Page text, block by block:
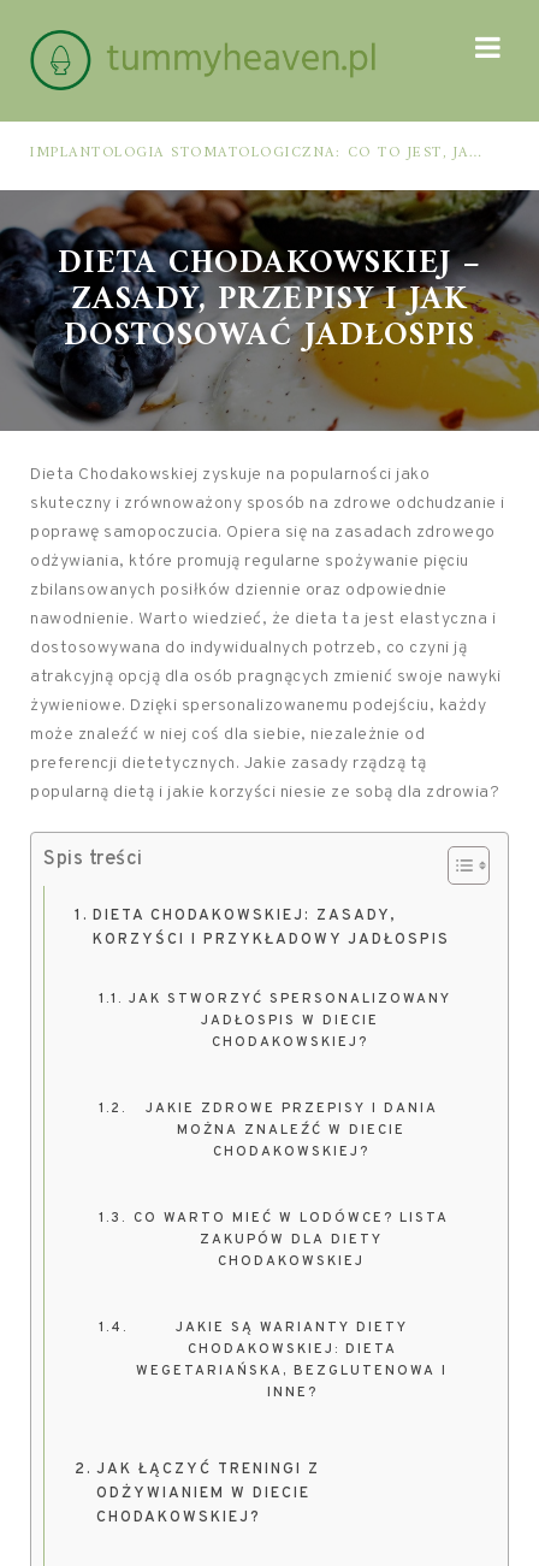
IMPLANTOLOGIA STOMATOLOGICZNA: CO TO JEST, JAK WYGLĄDA PROCES IMPLANTACJI I GOJENIA ORAZ DLA KOGO MA ZASTOSOWANIE
DIETA CHODAKOWSKIEJ –
ZASADY, PRZEPISY I JAK
DOSTOSOWAĆ JADŁOSPIS
Dieta Chodakowskiej zyskuje na popularności jako
skuteczny i zrównoważony sposób na zdrowe odchudzanie i
poprawę samopoczucia. Opiera się na zasadach zdrowego
odżywiania, które promują regularne spożywanie pięciu
zbilansowanych posiłków dziennie oraz odpowiednie
nawodnienie. Warto wiedzieć, że dieta ta jest elastyczna i
dostosowywana do indywidualnych potrzeb, co czyni ją
atrakcyjną opcją dla osób pragnących zmienić swoje nawyki
żywieniowe. Dzięki spersonalizowanemu podejściu, każdy
może znaleźć w niej coś dla siebie, niezależnie od
preferencji dietetycznych. Jakie zasady rządzą tą
popularną dietą i jakie korzyści niesie ze sobą dla zdrowia?
Spis treści
DIETA CHODAKOWSKIEJ: ZASADY,
KORZYŚCI I PRZYKŁADOWY JADŁOSPIS
JAK STWORZYĆ SPERSONALIZOWANY
JADŁOSPIS W DIECIE
CHODAKOWSKIEJ?
JAKIE ZDROWE PRZEPISY I DANIA
MOŻNA ZNALEŹĆ W DIECIE
CHODAKOWSKIEJ?
CO WARTO MIEĆ W LODÓWCE? LISTA
ZAKUPÓW DLA DIETY
CHODAKOWSKIEJ
JAKIE SĄ WARIANTY DIETY
CHODAKOWSKIEJ: DIETA
WEGETARIAŃSKA, BEZGLUTENOWA I
INNE?
JAK ŁĄCZYĆ TRENINGI Z
ODŻYWIANIEM W DIECIE
CHODAKOWSKIEJ?